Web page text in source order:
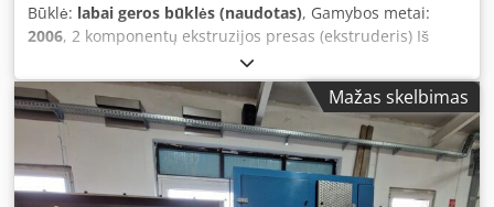
Būklė: labai geros būklės (naudotas), Gamybos metai:
2006, 2 komponentų ekstruzijos presas (ekstruderis) Iš
pradžių pagamintas silikonui, tačiau naudotas polisulfidui
Lengvai pritaikomas darbui su silikonu Hidraulinis Daugiau
techninės informacijos – pridėtame techninių duomenų
faile Puikios būklės Gerai veikiantis, patikrintas
Parduodamas tokios būklės, kokia yra Dcodezdyvwspfx
Ankek Galimas iš karto
Mažas skelbimas